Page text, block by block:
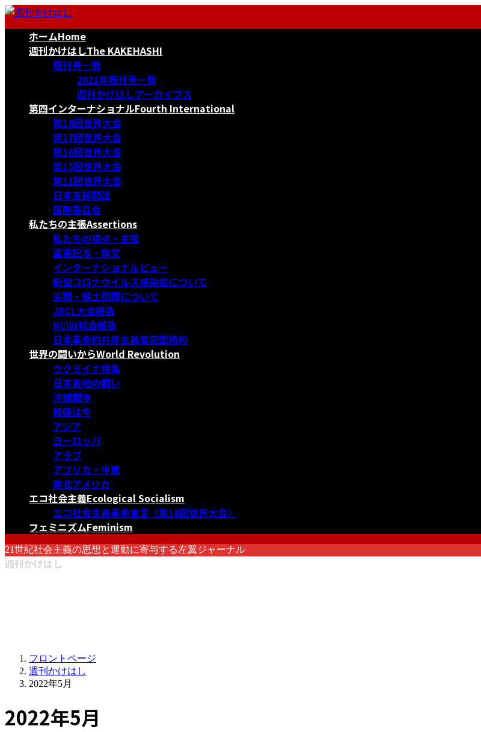
コ
ナ
ホームHome
週刊かけはしThe KAKEHASHI
既刊号一覧
2021年既刊号一覧
週刊かけはしアーカイブス
第四インターナショナルFourth International
第18回世界大会
第17回世界大会
第16回世界大会
第15回世界大会
第11回世界大会
日本支部関連
国際委員会
私たちの主張Assertions
私たちの視点・主張
重要記事・論文
インターナショナルビュー
新型コロナウイルス感染症について
尖閣・領土問題について
JRCL大会報告
NCIW総会報告
日本革命的共産主義者同盟規約
世界の闘いからWorld Revolution
ウクライナ特集
日本各地の闘い
沖縄闘争
韓国は今
アジア
ヨーロッパ
アラブ
アフリカ・中東
南北アメリカ
エコ社会主義Ecological Socialism
エコ社会主義革命宣言〈第18回世界大会〉
フェミニズムFeminism
21世紀社会主義の思想と運動に寄与する左翼ジャーナル
週刊かけはし
フロントページ
週刊かけはし
2022年5月
2022年5月